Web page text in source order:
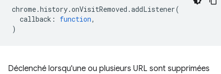
chrome.history.onVisitRemoved .addListener(
callback : function,
)
Déclenché lorsqu'une ou plusieurs URL sont supprimées